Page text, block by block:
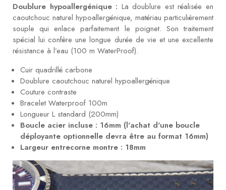
Doublure hypoallergénique : La doublure est réalisée en
caoutchouc naturel hypoallergénique, matériau particulièrement
souple qui enlace parfaitement le poignet. Son traitement
spécial lui confère une longue durée de vie et une excellente
résistance à l’eau (100 m WaterProof).
Cuir quadrillé carbone
Doublure caoutchouc naturel hypoallergénique
Couture contraste
Bracelet Waterproof 100m
Longueur L standard (200mm)
Boucle acier incluse : 16mm (l'achat d'une boucle
déployante optionnelle devra être au format 16mm)
Largeur entrecorne montre : 18mm